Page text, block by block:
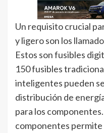
Un requisito crucial
y ligero son los
Estos son fusibles
150 fusibles
inteligentes pueden
distribución de
para los
componentes permite